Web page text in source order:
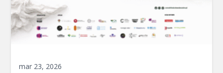
mar 23, 2026